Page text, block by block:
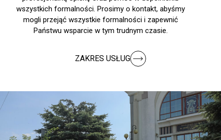
wszystkich formalności. Prosimy o kontakt, abyśmy
mogli przejąć wszystkie formalności i zapewnić
Państwu wsparcie w tym trudnym czasie.
ZAKRES USŁUG